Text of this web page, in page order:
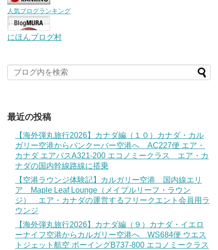
人気ブログランキング
にほんブログ村
最近の投稿
【海外弾丸旅行2026】カナダ編（１０）カナダ・カル
ガリー空港からバンクーバー空港へ AC227便 エア・
カナダ エアバスA321-200 エコノミークラス エア・カ
ナダの国内幹線路線に搭乗
【空港ラウンジ体験記】カルガリー空港 国内線エリ
ア Maple Leaf Lounge（メイプルリーフ・ラウン
ジ） エア・カナダの運営するフリークエント会員用ラ
ウンジ
【海外弾丸旅行2026】カナダ編（９）カナダ・イエロ
ーナイフ空港からカルガリー空港へ WS684便 ウエス
トジェット航空 ボーイングB737-800 エコノミークラス